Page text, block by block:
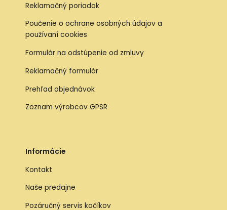
Reklamačný poriadok
Poučenie o ochrane osobných údajov a
používaní cookies
Formulár na odstúpenie od zmluvy
Reklamačný formulár
Prehľad objednávok
Zoznam výrobcov GPSR
Informácie
Kontakt
Naše predajne
Pozáručný servis kočíkov